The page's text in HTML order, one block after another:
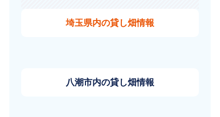
埼玉県内の貸し畑情報
八潮市内の貸し畑情報